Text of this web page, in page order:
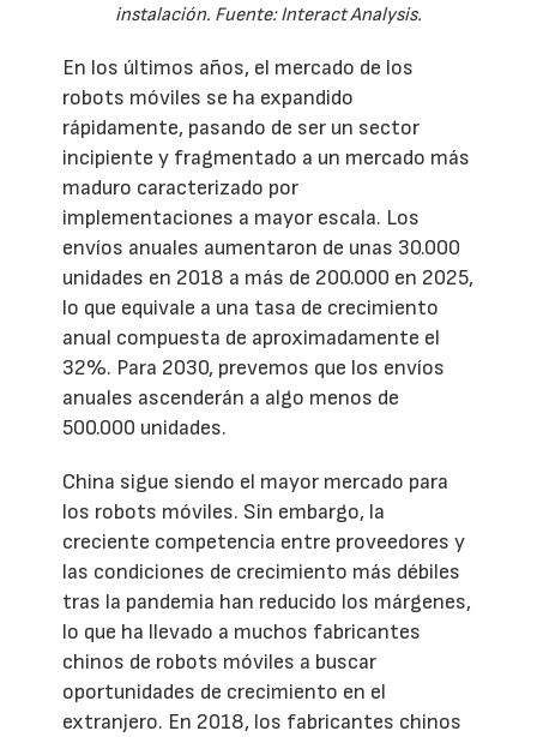
instalación. Fuente: Interact Analysis.
En los últimos años, el mercado de los
robots móviles se ha expandido
rápidamente, pasando de ser un sector
incipiente y fragmentado a un mercado más
maduro caracterizado por
implementaciones a mayor escala. Los
envíos anuales aumentaron de unas 30.000
unidades en 2018 a más de 200.000 en 2025,
lo que equivale a una tasa de crecimiento
anual compuesta de aproximadamente el
32%. Para 2030, prevemos que los envíos
anuales ascenderán a algo menos de
500.000 unidades.
China sigue siendo el mayor mercado para
los robots móviles. Sin embargo, la
creciente competencia entre proveedores y
las condiciones de crecimiento más débiles
tras la pandemia han reducido los márgenes,
lo que ha llevado a muchos fabricantes
chinos de robots móviles a buscar
oportunidades de crecimiento en el
extranjero. En 2018, los fabricantes chinos